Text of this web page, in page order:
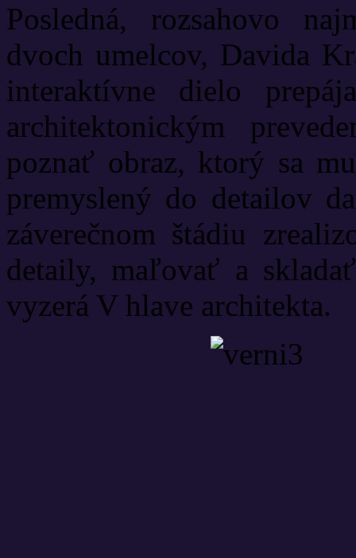
Posledná, rozsahovo
dvoch umelcov, Davida
interaktívne dielo
architektonickým
poznať obraz, ktorý sa
premyslený do detailov
záverečnom štádiu
detaily, maľovať a
vyzerá V hlave architekta.